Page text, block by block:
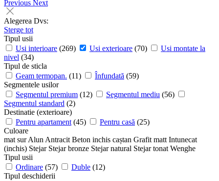
Previous Next
Alegerea Dvs:
Sterge tot
Tipul usii
Usi interioare (269) Usi exterioare (70)
Usi montate la
nivel (34)
Tipul de sticla
Geam termopan. (11) Înfundată (59)
Segmentele usilor
Segmentul premium (12) Segmentul mediu (56)
Segmentul standard (2)
Destinatie (exterioare)
Pentru apartament (45) Pentru casă (25)
Culoare
mat surAlun Antracit Beton inchis caștan Grafit matt Intunecat
(inchis) Stejar Stejar bronze Stejar natural Stejar tonat Wenghe
Tipul usii
Ordinare (57) Duble (12)
Tipul deschiderii